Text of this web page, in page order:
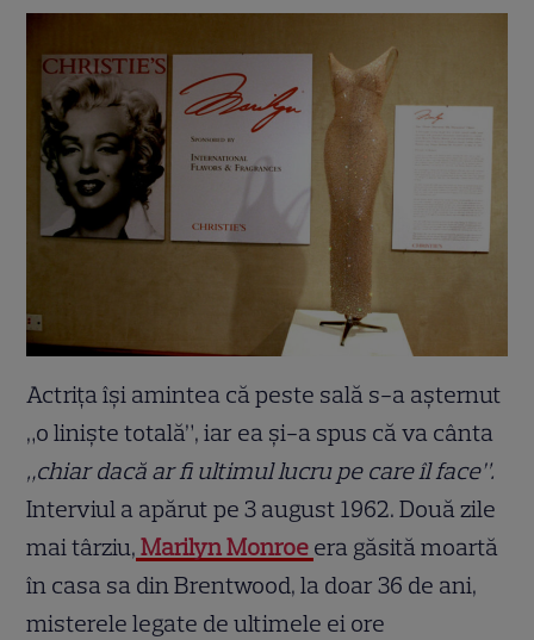
Actrița își amintea că peste sală s-a așternut
„o liniște totală”, iar ea și-a spus că va cânta
„chiar dacă ar fi ultimul lucru pe care îl face”.
Interviul a apărut pe 3 august 1962. Două zile
mai târziu, Marilyn Monroe era găsită moartă
în casa sa din Brentwood, la doar 36 de ani,
misterele legate de ultimele ei ore